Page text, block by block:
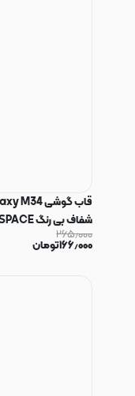
75631
۲۶۵٫۰۰۰
۱۶۶٫۰۰۰تومان